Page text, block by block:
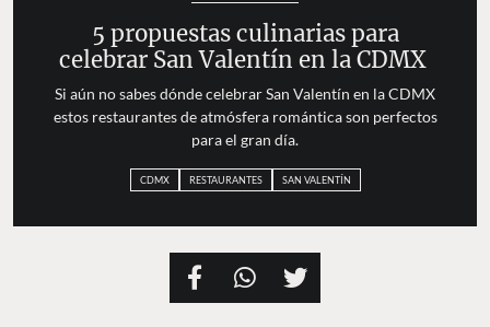
5 propuestas culinarias para
celebrar San Valentín en la CDMX
Si aún no sabes dónde celebrar San Valentín en la CDMX
estos restaurantes de atmósfera romántica son perfectos
para el gran día.
CDMX RESTAURANTES SAN VALENTÍN